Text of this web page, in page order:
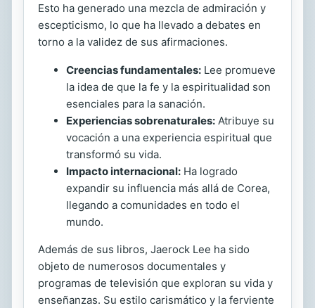
Esto ha generado una mezcla de admiración y
escepticismo, lo que ha llevado a debates en
torno a la validez de sus afirmaciones.
Creencias fundamentales: Lee promueve
la idea de que la fe y la espiritualidad son
esenciales para la sanación.
Experiencias sobrenaturales: Atribuye su
vocación a una experiencia espiritual que
transformó su vida.
Impacto internacional: Ha logrado
expandir su influencia más allá de Corea,
llegando a comunidades en todo el
mundo.
Además de sus libros, Jaerock Lee ha sido
objeto de numerosos documentales y
programas de televisión que exploran su vida y
enseñanzas. Su estilo carismático y la ferviente